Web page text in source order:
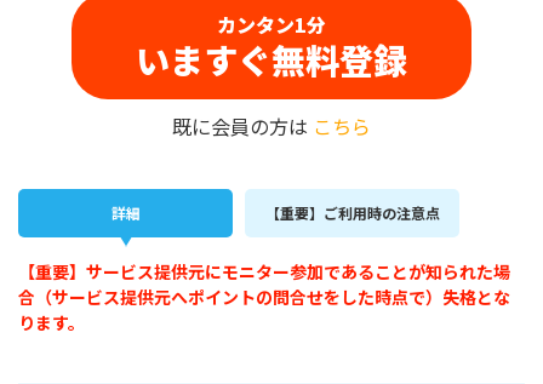
カンタン1分
いますぐ無料登録
既に会員の方は こちら
詳細 【重要】ご利用時の注意点
【重要】サービス提供元にモニター参加であることが知られた場
合（サービス提供元へポイントの問合せをした時点で）失格とな
ります。